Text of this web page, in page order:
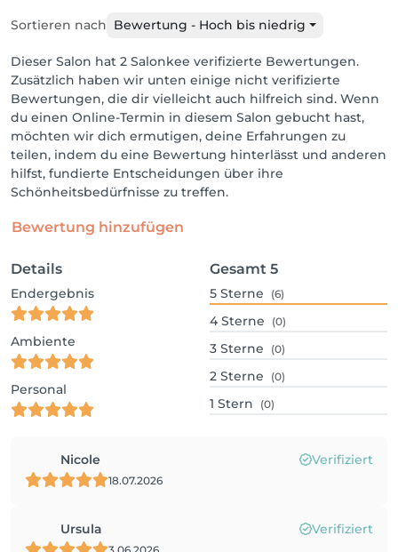
Sortieren nach Bewertung - Hoch bis niedrig
Dieser Salon hat 2 Salonkee verifizierte Bewertungen.
Zusätzlich haben wir unten einige nicht verifizierte
Bewertungen, die dir vielleicht auch hilfreich sind. Wenn
du einen Online-Termin in diesem Salon gebucht hast,
möchten wir dich ermutigen, deine Erfahrungen zu
teilen, indem du eine Bewertung hinterlässt und anderen
hilfst, fundierte Entscheidungen über ihre
Schönheitsbedürfnisse zu treffen.
Bewertung hinzufügen
Details
Endergebnis
Ambiente
Personal
Gesamt 5
5 Sterne (6)
4 Sterne (0)
3 Sterne (0)
2 Sterne (0)
1 Stern (0)
Nicole Verifiziert
18.07.2026
Ursula Verifiziert
3.06.2026